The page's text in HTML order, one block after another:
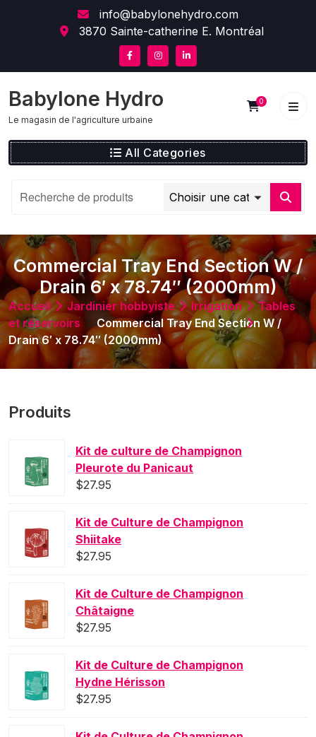
info@babylonehydro.com
3870 Sainte-catherine E. Montréal
Babylone Hydro
Le magasin de l'agriculture urbaine
0
All Categories
Commercial Tray End Section W /
Drain 6′ x 78.74″ (2000mm)
Accueil Jardinier hobbyiste Irrigation
Tables
et réservoirs
Commercial Tray End Section W /
Drain 6′ x 78.74″ (2000mm)
Produits
Kit de culture de Champignon
Pleurote du Panicaut
$27.95
Kit de Culture de Champignon
Shiitake
$27.95
Kit de Culture de Champignon
Châtaigne
$27.95
Kit de Culture de Champignon
Hydne Hérisson
$27.95